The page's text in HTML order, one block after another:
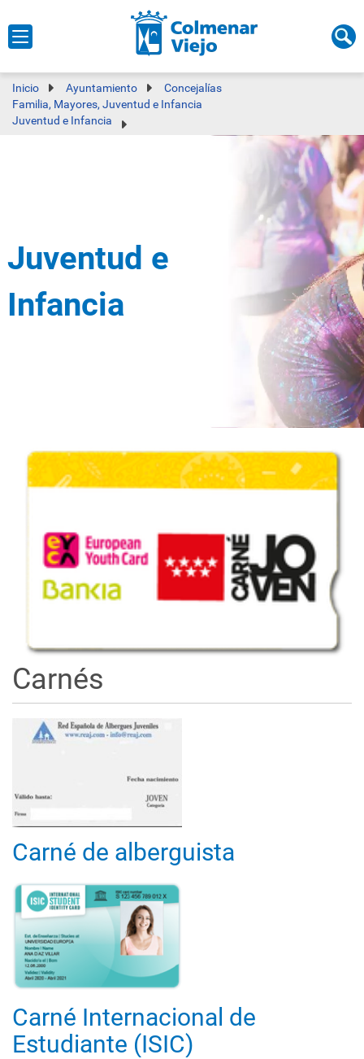
Inicio Ayuntamiento
Concejalías
Familia, Mayores, Juventud e Infancia
Juventud e Infancia
Juventud e
Infancia
Carnés
Carné de alberguista
Carné Internacional de
Estudiante (ISIC)